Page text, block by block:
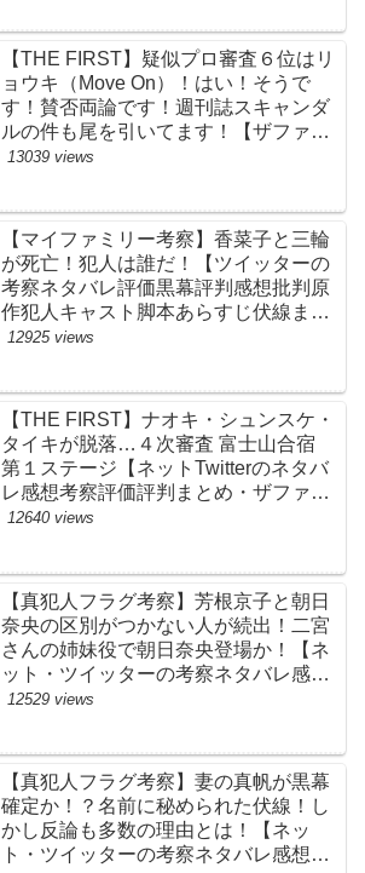
【THE FIRST】疑似プロ審査６位はリ
ョウキ（Move On）！はい！そうで
す！賛否両論です！週刊誌スキャンダ
ルの件も尾を引いてます！【ザファー
スト・ネットのネタバレ感想考察まと
13039 views
【マイファミリー考察】香菜子と三輪
が死亡！犯人は誰だ！【ツイッターの
考察ネタバレ評価黒幕評判感想批判原
作犯人キャスト脚本あらすじ伏線まと
め】
12925 views
【THE FIRST】ナオキ・シュンスケ・
タイキが脱落…４次審査 富士山合宿
第１ステージ【ネットTwitterのネタバ
レ感想考察評価評判まとめ・ザファー
スト・スッキリ・BE:FIRST・ビーフ
12640 views
【真犯人フラグ考察】芳根京子と朝日
奈央の区別がつかない人が続出！二宮
さんの姉妹役で朝日奈央登場か！【ネ
ット・ツイッターの考察ネタバレ感想
評価評判あらすじ原作犯人キャスト黒
12529 views
【真犯人フラグ考察】妻の真帆が黒幕
確定か！？名前に秘められた伏線！し
かし反論も多数の理由とは！【ネッ
ト・ツイッターの考察ネタバレ感想評